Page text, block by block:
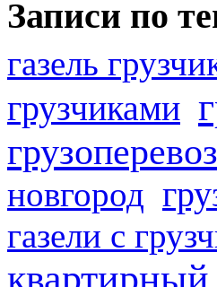
Записи по
газель
грузчиками
новгород
газели с
квартирный